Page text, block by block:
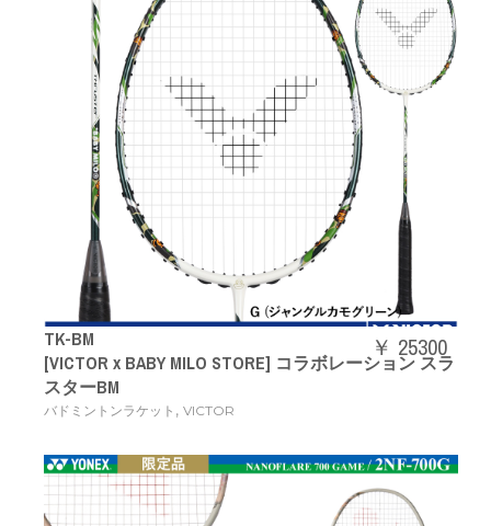
TK-BM
[VICTOR x BABY MILO STORE] コラボレーション スラ
スターBM
バドミントンラケット , VICTOR
￥ 25300